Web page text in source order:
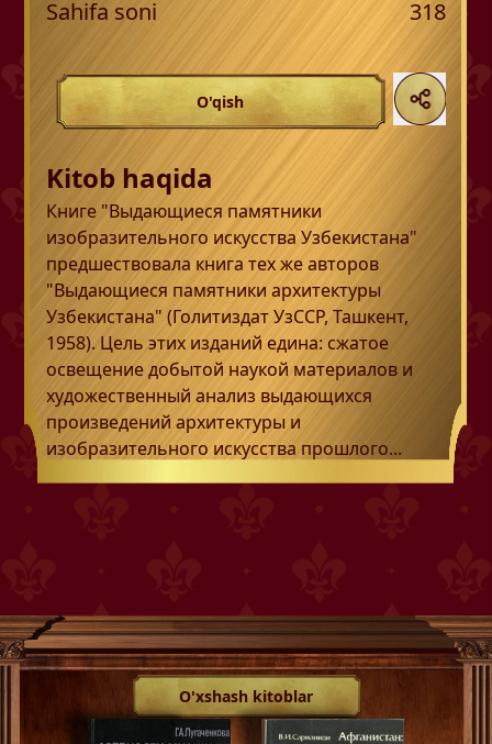
Sahifa soni
318
O'qish
Kitob haqida
Книге "Выдающиеся памятники
изобразительного искусства Узбекистана"
предшествовала книга тех же авторов
"Выдающиеся памятники архитектуры
Узбекистана" (Голитиздат УзССР, Ташкент,
1958). Цель этих изданий едина: сжатое
освещение добытой наукой материалов и
художественный анализ выдающихся
произведений архитектуры и
изобразительного искусства прошлого...
O'xshash kitoblar